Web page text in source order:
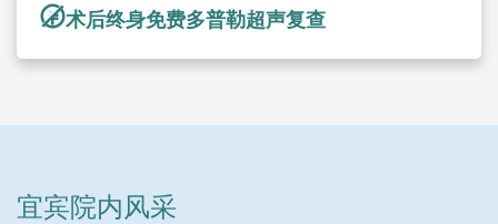
术后终身免费多普勒超声复查
宜宾院内风采